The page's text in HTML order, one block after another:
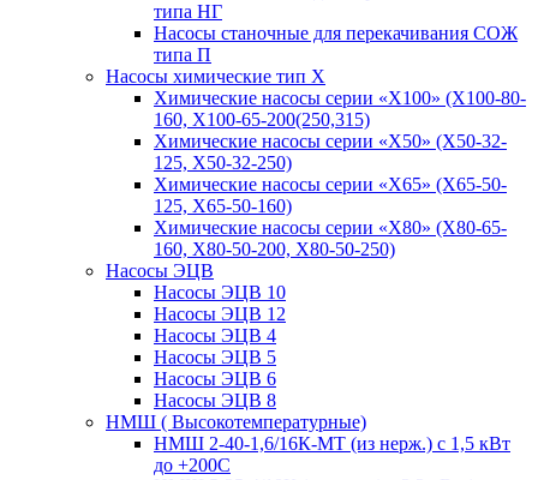
типа НГ
Насосы станочные для перекачивания СОЖ
типа П
Насосы химические тип Х
Химические насосы серии «Х100» (Х100-80-
160, Х100-65-200(250,315)
Химические насосы серии «Х50» (Х50-32-
125, Х50-32-250)
Химические насосы серии «Х65» (Х65-50-
125, Х65-50-160)
Химические насосы серии «Х80» (Х80-65-
160, Х80-50-200, Х80-50-250)
Насосы ЭЦВ
Насосы ЭЦВ 10
Насосы ЭЦВ 12
Насосы ЭЦВ 4
Насосы ЭЦВ 5
Насосы ЭЦВ 6
Насосы ЭЦВ 8
НМШ ( Высокотемпературные)
НМШ 2-40-1,6/16К-МТ (из нерж.) с 1,5 кВт
до +200С